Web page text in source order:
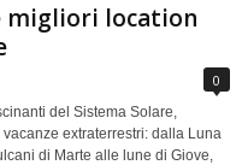
migliori location
0
del Sistema Solare,
extraterrestri: dalla Luna
di Marte alle lune di Giove,